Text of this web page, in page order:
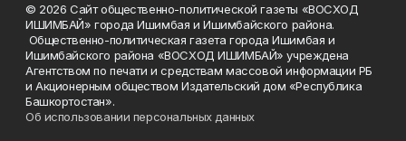
© 2026 Сайт общественно-политической газеты «ВОСХОД
ИШИМБАЙ» города Ишимбая и Ишимбайского района.
Общественно-политическая газета города Ишимбая и
Ишимбайского района «ВОСХОД ИШИМБАЙ» учреждена
Агентством по печати и средствам массовой информации РБ
и Акционерным обществом Издательский дом «Республика
Башкортостан».
Об использовании персональных данных